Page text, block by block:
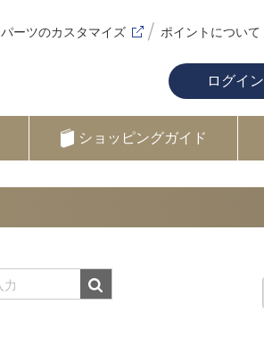
パーツのカスタマイズ ポイントについて
ログイン
ショッピングガイド